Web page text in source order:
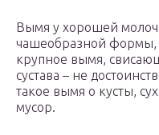
Вымя у хорошей
чашеобразной
крупное вымя,
сустава – не
такое вымя о кусты,
мусор.